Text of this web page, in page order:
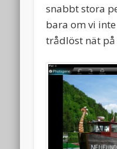
snabbt stora
bara om vi
trådlöst nät